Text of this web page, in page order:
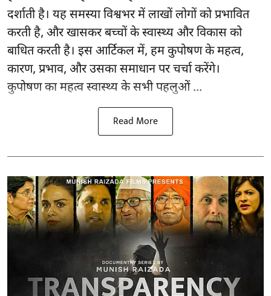
दर्शाती है। यह समस्या विश्वभर में लाखों लोगों को प्रभावित
करती है, और खासकर बच्चों के स्वास्थ्य और विकास को
बाधित करती है। इस आर्टिकल में, हम कुपोषण के महत्व,
कारण, प्रभाव, और उसका समाधान पर चर्चा करेंगे।
कुपोषण का महत्व स्वास्थ्य के सभी पहलुओं ...
Read More